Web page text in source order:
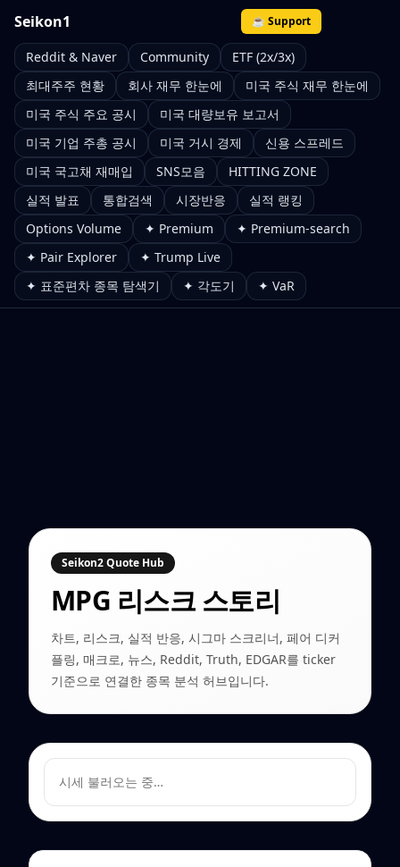
Seikon1 ☕ Support
Reddit & Naver Community
ETF (2x/3x)
최대주주 현황
회사 재무 한눈에
미국 주식 재무 한눈에
미국 주식 주요 공시
미국 대량보유 보고서
미국 기업 주총 공시
미국 거시 경제
신용 스프레드
미국 국고채 재매입
SNS모음
HITTING ZONE
실적 발표
통합검색 시장반응
실적 랭킹
Options Volume
✦ Premium
✦ Premium-search
✦ Pair Explorer
✦ Trump Live
✦ 표준편차 종목 탐색기
✦ 각도기 ✦ VaR
Seikon2 Quote Hub
MPG 리스크 스토리
차트, 리스크, 실적 반응, 시그마 스크리너, 페어 디커
플링, 매크로, 뉴스, Reddit, Truth, EDGAR를 ticker
기준으로 연결한 종목 분석 허브입니다.
시세 불러오는 중…